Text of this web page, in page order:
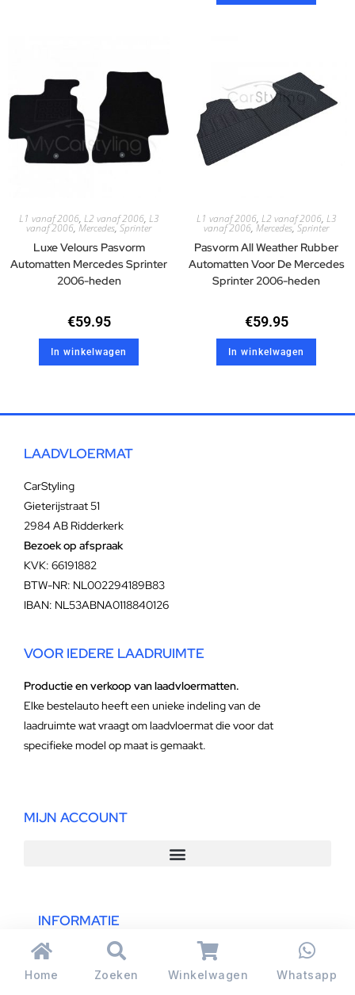
L1 vanaf 2006, L2 vanaf 2006, L3
vanaf 2006, Mercedes,Sprinter
Luxe Velours Pasvorm
Automatten Mercedes Sprinter
2006-heden
€59.95
In winkelwagen
L1 vanaf 2006, L2 vanaf 2006, L3
vanaf 2006, Mercedes,Sprinter
Pasvorm All Weather Rubber
Automatten Voor De Mercedes
Sprinter 2006-heden
€59.95
In winkelwagen
LAADVLOERMAT
CarStyling
Gieterijstraat 51
2984 AB Ridderkerk
Bezoek op afspraak
KVK: 66191882
BTW-NR: NL002294189B83
IBAN: NL53ABNA0118840126
VOOR IEDERE LAADRUIMTE
Productie en verkoop van laadvloermatten.
Elke bestelauto heeft een unieke indeling van de
laadruimte wat vraagt om laadvloermat die voor dat
specifieke model op maat is gemaakt.
MIJN ACCOUNT
INFORMATIE
Home Zoeken Winkelwagen Whatsapp